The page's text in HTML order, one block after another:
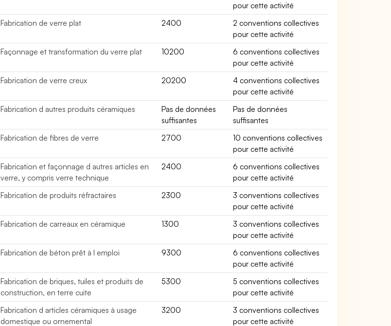
pour cette activité
Fabrication de verre plat 2400
2 conventions collectives
pour cette activité
Façonnage et transformation du verre plat 10200
6 conventions collectives
pour cette activité
Fabrication de verre creux 20200
4 conventions collectives
pour cette activité
Fabrication d autres produits céramiques
Pas de données
suffisantes
Pas de données
suffisantes
Fabrication de fibres de verre 2700
10 conventions collectives
pour cette activité
Fabrication et façonnage d autres articles en
verre, y compris verre technique
2400
6 conventions collectives
pour cette activité
Fabrication de produits réfractaires 2300
3 conventions collectives
pour cette activité
Fabrication de carreaux en céramique 1300
3 conventions collectives
pour cette activité
Fabrication de béton prêt à l emploi 9300
6 conventions collectives
pour cette activité
Fabrication de briques, tuiles et produits de
construction, en terre cuite
5300
5 conventions collectives
pour cette activité
Fabrication d articles céramiques à usage
domestique ou ornemental
3200
3 conventions collectives
pour cette activité